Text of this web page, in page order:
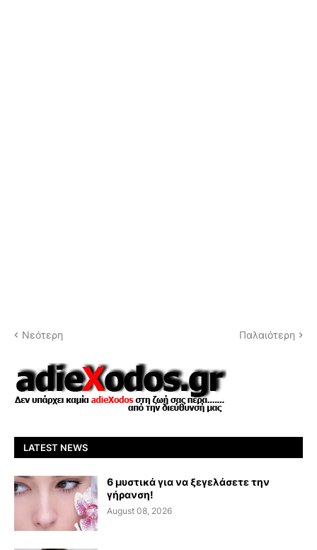
Νεότερη Παλαιότερη
LATEST NEWS
6 μυστικά για να ξεγελάσετε την
γήρανση!
August 08, 2026